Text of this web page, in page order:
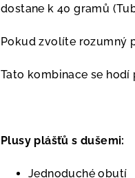
dostane k 40 gramů
Pokud zvolíte rozumný
Tato kombinace se
Plusy plášťů s dušemi:
Jednoduché obutí